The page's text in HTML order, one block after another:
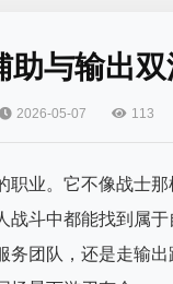
与输出
2026-05-07 113
业。它不像战士
斗中都能找到属
团队，还是走输